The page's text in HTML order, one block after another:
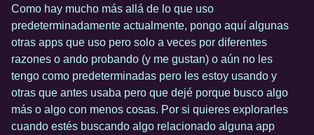
Como hay mucho más allá de lo que uso
predeterminadamente actualmente, pongo aquí algunas
otras apps que uso pero solo a veces por diferentes
razones o ando probando (y me gustan) o aún no les
tengo como predeterminadas pero les estoy usando y
otras que antes usaba pero que dejé porque busco algo
más o algo con menos cosas. Por si quieres explorarles
cuando estés buscando algo relacionado alguna app